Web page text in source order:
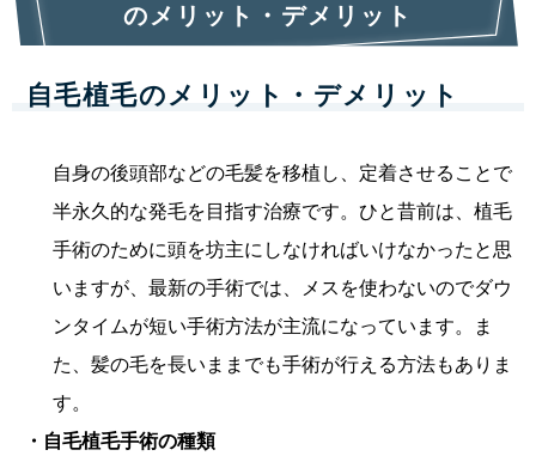
のメリット・デメリット
自毛植毛のメリット・デメリット
自身の後頭部などの毛髪を移植し、定着させることで
半永久的な発毛を目指す治療です。ひと昔前は、植毛
手術のために頭を坊主にしなければいけなかったと思
いますが、最新の手術では、メスを使わないのでダウ
ンタイムが短い手術方法が主流になっています。ま
た、髪の毛を長いままでも手術が行える方法もありま
す。
・自毛植毛手術の種類